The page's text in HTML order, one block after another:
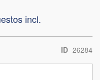
ID 26284